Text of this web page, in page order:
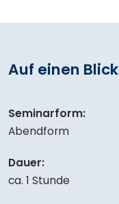
Auf einen Blick
Seminarform:
Abendform
Dauer:
ca. 1 Stunde